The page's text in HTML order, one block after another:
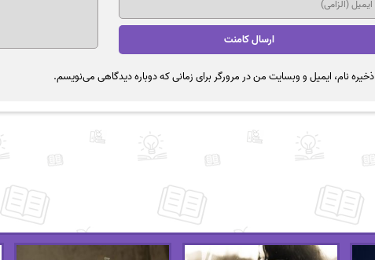
ذخیره نام، ایمیل و وبسایت من در مرورگر برای زمانی که دوباره دیدگاهی می‌نویسم.